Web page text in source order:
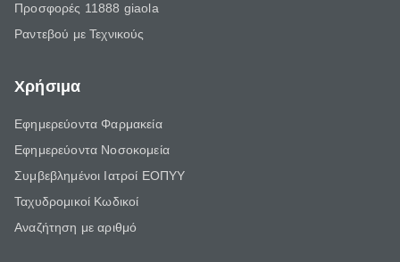
Προσφορές 11888 giaola
Ραντεβού με Τεχνικούς
Χρήσιμα
Εφημερεύοντα Φαρμακεία
Εφημερεύοντα Νοσοκομεία
Συμβεβλημένοι Ιατροί ΕΟΠΥΥ
Ταχυδρομικοί Κωδικοί
Αναζήτηση με αριθμό